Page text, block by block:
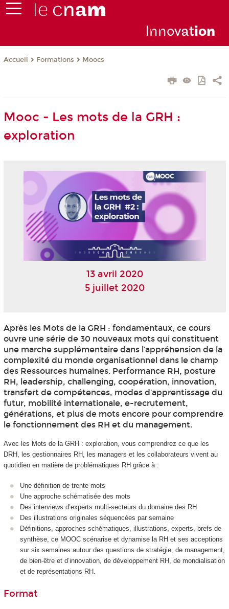
Innovation
Accueil Formations Moocs
Mooc - Les mots de la GRH :
exploration
13 avril 2020
5 juillet 2020
Après les Mots de la GRH : fondamentaux, ce cours
ouvre une série de 30 nouveaux mots qui constituent
une marche supplémentaire dans l’appréhension de la
complexité du monde organisationnel dans le champ
des Ressources humaines. Performance RH, posture
RH, leadership, challenging, coopération, innovation,
transfert de compétences, modes d’apprentissage du
futur, mobilité internationale, e-recrutement,
générations, et plus de mots encore pour comprendre
le fonctionnement des RH et du management.
Avec les Mots de la GRH : exploration, vous comprendrez ce que les
DRH, les gestionnaires RH, les managers et les collaborateurs vivent au
quotidien en matière de problématiques RH grâce à :
Une définition de trente mots
Une approche schématisée des mots
Des interviews d’experts multi-secteurs du domaine des RH
Des illustrations originales séquencées par semaine
Définitions, approches schématiques, illustrations, experts, brefs de
synthèse, ce MOOC scénarise et dynamise la RH et ses acceptions
sur six semaines autour des questions de stratégie, de management,
de bien-être et d’innovation, de développement RH, de mondialisation
et de représentations RH.
Format